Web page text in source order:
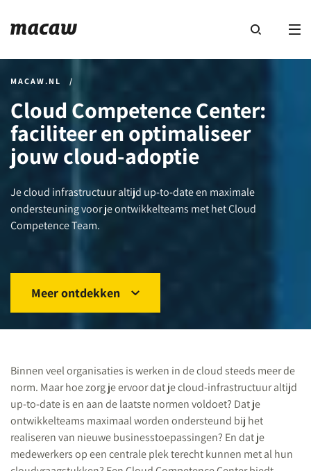
MACAW.NL /
Cloud Competence Center:
faciliteer en optimaliseer
jouw cloud-adoptie
Je cloud infrastructuur altijd up-to-date en maximale
ondersteuning voor je ontwikkelteams met het Cloud
Competence Team.
Meer ontdekken
Binnen veel organisaties is werken in de cloud steeds meer de
norm. Maar hoe zorg je ervoor dat je cloud-infrastructuur altijd
up-to-date is en aan de laatste normen voldoet? Dat je
ontwikkelteams maximaal worden ondersteund bij het
realiseren van nieuwe businesstoepassingen? En dat je
medewerkers op een centrale plek terecht kunnen met al hun